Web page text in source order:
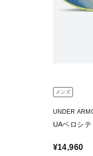
メンズ
UNDER
UAベロシ
¥14,960